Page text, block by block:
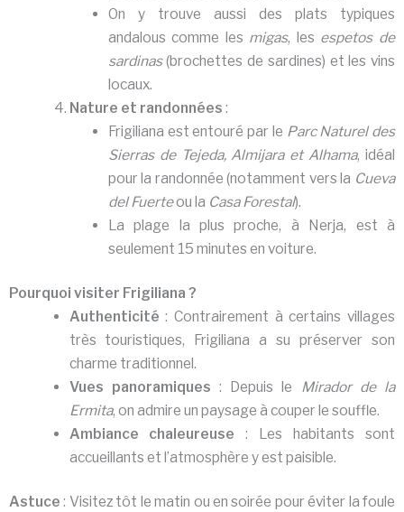
On y trouve aussi des plats typiques
andalous comme les migas, les espetos de
sardinas(brochettes de sardines) et les vins
locaux.
Nature et randonnées :
Frigiliana est entouré par le Parc Naturel des
Sierras de Tejeda, Almijara et Alhama, idéal
pour la randonnée (notamment vers la Cueva
del Fuerteou la Casa Forestal).
La plage la plus proche, à Nerja, est à
seulement 15 minutes en voiture.
Pourquoi visiter Frigiliana ?
Authenticité : Contrairement à certains villages
très touristiques, Frigiliana a su préserver son
charme traditionnel.
Vues panoramiques : Depuis le Mirador de la
Ermita, on admire un paysage à couper le souffle.
Ambiance chaleureuse : Les habitants sont
accueillants et l’atmosphère y est paisible.
Astuce : Visitez tôt le matin ou en soirée pour éviter la foule